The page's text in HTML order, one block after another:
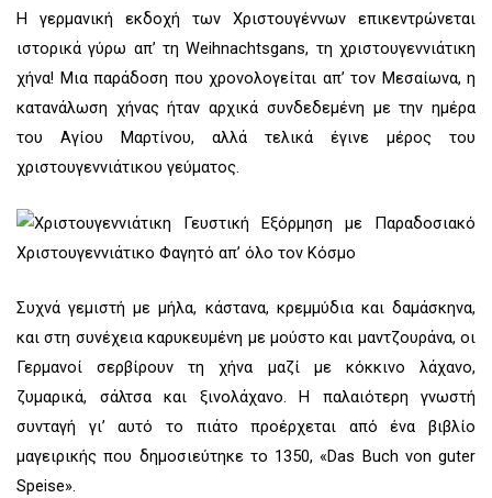
Η γερμανική εκδοχή των Χριστουγέννων επικεντρώνεται
ιστορικά γύρω απ’ τη Weihnachtsgans, τη χριστουγεννιάτικη
χήνα! Μια παράδοση που χρονολογείται απ’ τον Μεσαίωνα, η
κατανάλωση χήνας ήταν αρχικά συνδεδεμένη με την ημέρα
του Αγίου Μαρτίνου, αλλά τελικά έγινε μέρος του
χριστουγεννιάτικου γεύματος.
Συχνά γεμιστή με μήλα, κάστανα, κρεμμύδια και δαμάσκηνα,
και στη συνέχεια καρυκευμένη με μούστο και μαντζουράνα, οι
Γερμανοί σερβίρουν τη χήνα μαζί με κόκκινο λάχανο,
ζυμαρικά, σάλτσα και ξινολάχανο. Η παλαιότερη γνωστή
συνταγή γι’ αυτό το πιάτο προέρχεται από ένα βιβλίο
μαγειρικής που δημοσιεύτηκε το 1350, «Das Buch von guter
Speise».